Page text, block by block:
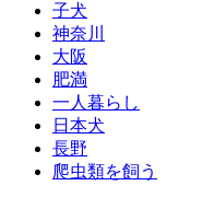
子犬
神奈川
大阪
肥満
一人暮らし
日本犬
長野
爬虫類を飼う